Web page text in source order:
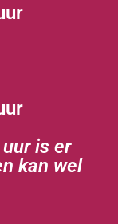
is er
kan wel